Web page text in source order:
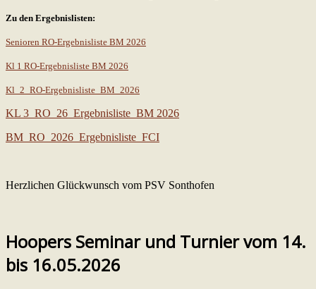
Zu den Ergebnislisten:
Senioren RO-Ergebnisliste BM 2026
Kl 1 RO-Ergebnisliste BM 2026
Kl_2_RO-Ergebnisliste_BM_2026
KL 3_RO_26_Ergebnisliste_BM 2026
BM_RO_2026_Ergebnisliste_FCI
Herzlichen Glückwunsch vom PSV Sonthofen
Hoopers Seminar und Turnier vom 14.
bis 16.05.2026